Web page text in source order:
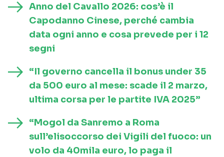
Anno del Cavallo 2026: cos’è il
Capodanno Cinese, perché cambia
data ogni anno e cosa prevede per i 12
segni
“Il governo cancella il bonus under 35
da 500 euro al mese: scade il 2 marzo,
ultima corsa per le partite IVA 2025”
“Mogol da Sanremo a Roma
sull’elisoccorso dei Vigili del fuoco: un
volo da 40mila euro, lo paga il